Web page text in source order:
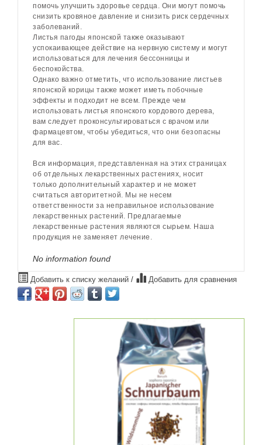
помочь улучшить здоровье сердца. Они могут помочь
снизить кровяное давление и снизить риск сердечных
заболеваний.
Листья пагоды японской также оказывают
успокаивающее действие на нервную систему и могут
использоваться для лечения бессонницы и
беспокойства.
Однако важно отметить, что использование листьев
японской корицы также может иметь побочные
эффекты и подходит не всем. Прежде чем
использовать листья японского кордового дерева,
вам следует проконсультироваться с врачом или
фармацевтом, чтобы убедиться, что они безопасны
для вас.
Вся информация, представленная на этих страницах
об отдельных лекарственных растениях, носит
только дополнительный характер и не может
считаться авторитетной. Мы не несем
ответственности за неправильное использование
лекарственных растений. Предлагаемые
лекарственные растения являются сырьем. Наша
продукция не заменяет лечение.
No information found
Добавить к списку желаний / Добавить для сравнения